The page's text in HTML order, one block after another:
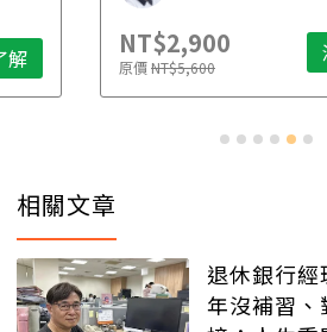
解 NT$2,900
原價NT$5,600
相關文章
退休銀行
年沒補習、